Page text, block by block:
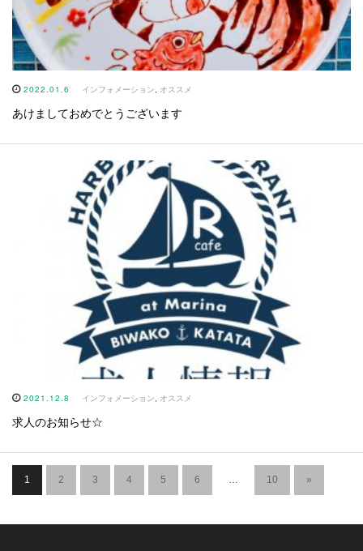
2022.01.6 インフォメーション, オススメ
あけましておめでとうございます
2021.12.8 インフォメーション オススメ
求人のお知らせ☆
1 2 3 4 5 6 … 10 »